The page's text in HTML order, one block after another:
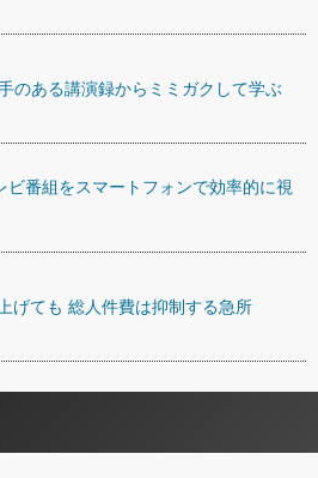
ある講演録からミミガクして学ぶ
ビ番組をスマートフォンで効率的に視
げても 総人件費は抑制する急所